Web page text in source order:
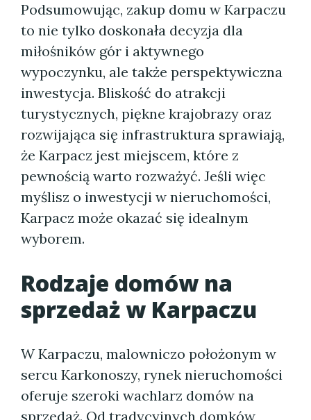
Podsumowując, zakup domu w Karpaczu
to nie tylko doskonała decyzja dla
miłośników gór i aktywnego
wypoczynku, ale także perspektywiczna
inwestycja. Bliskość do atrakcji
turystycznych, piękne krajobrazy oraz
rozwijająca się infrastruktura sprawiają,
że Karpacz jest miejscem, które z
pewnością warto rozważyć. Jeśli więc
myślisz o inwestycji w nieruchomości,
Karpacz może okazać się idealnym
wyborem.
Rodzaje domów na
sprzedaż w Karpaczu
W Karpaczu, malowniczo położonym w
sercu Karkonoszy, rynek nieruchomości
oferuje szeroki wachlarz domów na
sprzedaż. Od tradycyjnych domków